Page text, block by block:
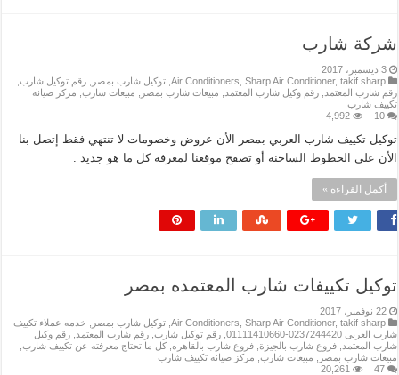
شركة شارب
3 ديسمبر، 2017
Air Conditioners Sharp Air Conditioner, takif sharp
,توكيل شارب بمصر ,رقم توكيل شارب
رقم شارب المعتمد
,رقم وكيل شارب المعتمد مبيعات شارب بمصر مبيعات شارب مركز صيانه
تكييف شارب
10
4,992
توكيل تكييف شارب العربي بمصر الأن عروض وخصومات لا تنتهي فقط إتصل بنا
الأن علي الخطوط الساخنة أو تصفح موقعنا لمعرفة كل ما هو جديد .
أكمل القراءة »
توكيل تكييفات شارب المعتمده بمصر
22 نوفمبر، 2017
Air Conditioners Sharp Air Conditioner, takif sharp
,توكيل شارب بمصر
خدمه عملاء تكييف
شارب العربى 0237244420-01111410660
,رقم توكيل شارب ,رقم شارب المعتمد ,رقم وكيل
شارب المعتمد
,فروع شارب بالجيزة ,فروع شارب بالقاهره ,كل ما تحتاج معرفته عن تكييف شارب
مبيعات شارب بمصر
مبيعات شارب مركز صيانه تكييف شارب
47
20,261